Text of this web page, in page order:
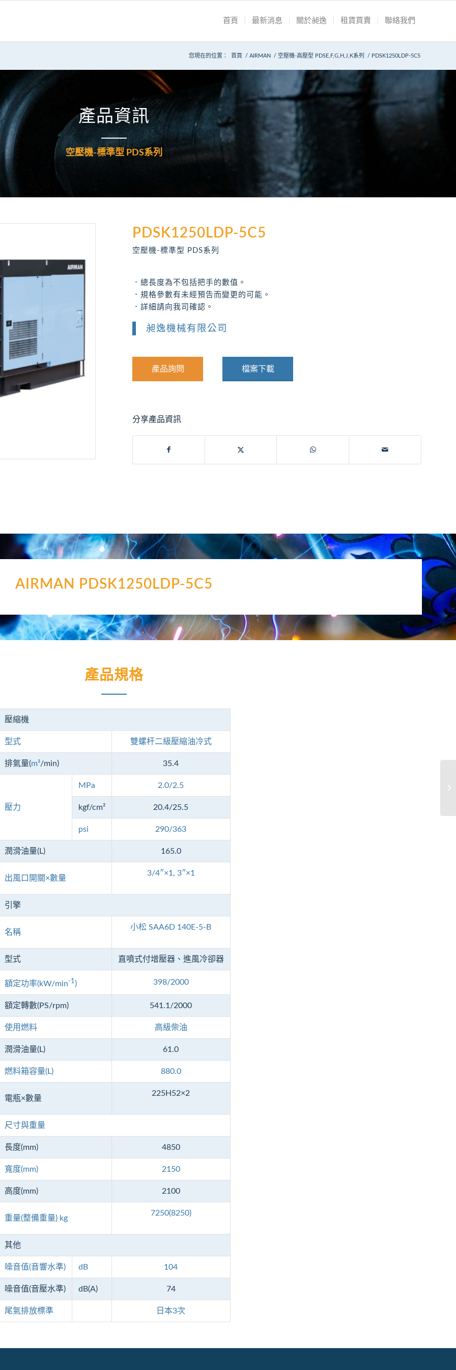
首頁 最新消息 關於昶逸 租賃買賣 聯絡我們
您現在的位置： 首頁 / AIRMAN / 空壓機-高壓型 PDSE,F,G,H,J,K系列 / PDSK1250LDP-5C5
產品資訊
空壓機-標準型 PDS系列
PDSK1250LDP-5C5
空壓機-標準型 PDS系列
．總長度為不包括把手的數值。
．規格參數有未經預告而變更的可能。
．詳細請向我司確認。
昶逸機械有限公司
產品詢問 檔案下載
分享產品資訊
AIRMAN PDSK1250LDP-5C5
產品規格
壓縮機
型式 雙螺杆二級壓縮油冷式
排氣量(m³/min) 35.4
壓力
MPa 2.0/2.5
kgf/cm² 20.4/25.5
psi 290/363
潤滑油量(L) 165.0
出風口開關×數量
3/4″×1, 3″×1
引擎
名稱
小松 SAA6D 140E-5-B
型式 直噴式付增壓器、進風冷卻器
額定功率(kW/min-1 ) 398/2000
額定轉數(PS/rpm) 541.1/2000
使用燃料 高級柴油
潤滑油量(L) 61.0
燃料箱容量(L) 880.0
電瓶×數量
225H52×2
尺寸與重量
長度(mm) 4850
寬度(mm) 2150
高度(mm) 2100
重量(整備重量) kg
7250(8250)
其他
噪音值(音響水準) dB 104
噪音值(音壓水準) dB(A) 74
尾氣排放標準 日本3次